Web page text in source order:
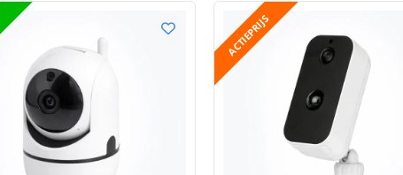
ACTIEPRIJS